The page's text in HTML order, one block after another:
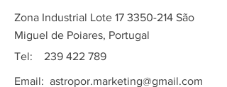
Zona Industrial Lote 17 3350-214 São
Miguel de Poiares, Portugal
Tel: 239 422 789
Email: astropor.marketing@gmail.com